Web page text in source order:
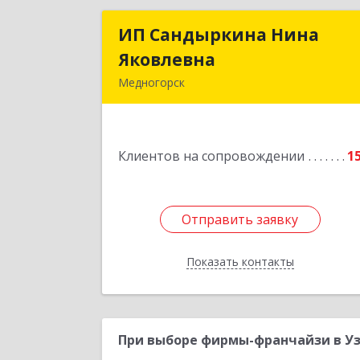
ИП Сандыркина Нина
Яковлевна
Медногорск
Клиентов на сопровождении
Отправить заявку
Показать контакты
ИП Сандыркина Нина
Отправить заявку
Назад
При выборе фирмы-франчайзи в